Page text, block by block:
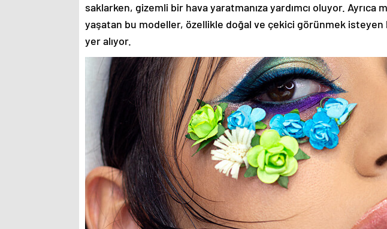
saklarken, gizemli bir hava yaratmanıza yardımcı oluyor. Ayrıca
yaşatan bu modeller, özellikle doğal ve çekici görünmek isteyen
yer alıyor.